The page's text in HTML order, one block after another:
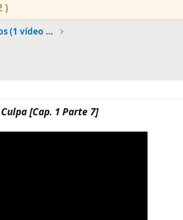
)
Promociona tus vídeos (1 vídeo al día)
[Cap. 1 Parte 7]